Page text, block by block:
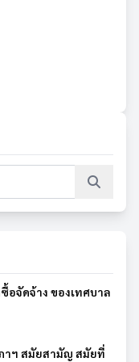
อจัดจ้าง ของเทศบาล
าฯ สมัยสามัญ สมัยที่